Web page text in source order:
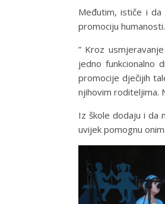
Međutim, ističe i
promociju humanosti.
” Kroz
jedno funkcionalno
promocije dječijih
njihovim roditeljima.
Iz škole dodaju i da
uvijek pomognu